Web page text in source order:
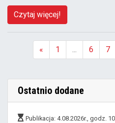
Czytaj więcej!
« 1 ... 6 7
Ostatnio dodane
Publikacja: 4.08.2026r., godz.